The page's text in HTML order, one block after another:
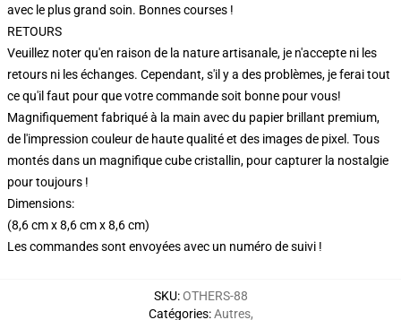
avec le plus grand soin. Bonnes courses !
RETOURS
Veuillez noter qu'en raison de la nature artisanale, je n'accepte ni les
retours ni les échanges. Cependant, s'il y a des problèmes, je ferai tout
ce qu'il faut pour que votre commande soit bonne pour vous!
Magnifiquement fabriqué à la main avec du papier brillant premium,
de l'impression couleur de haute qualité et des images de pixel. Tous
montés dans un magnifique cube cristallin, pour capturer la nostalgie
pour toujours !
Dimensions:
(8,6 cm x 8,6 cm x 8,6 cm)
Les commandes sont envoyées avec un numéro de suivi !
SKU:OTHERS-88
Catégories:Autres,